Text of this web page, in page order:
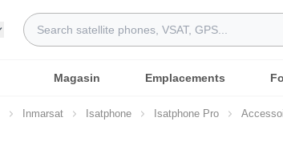
Rechercher
Magasin Emplacements
Inmarsat Isatphone Isatphone Pro